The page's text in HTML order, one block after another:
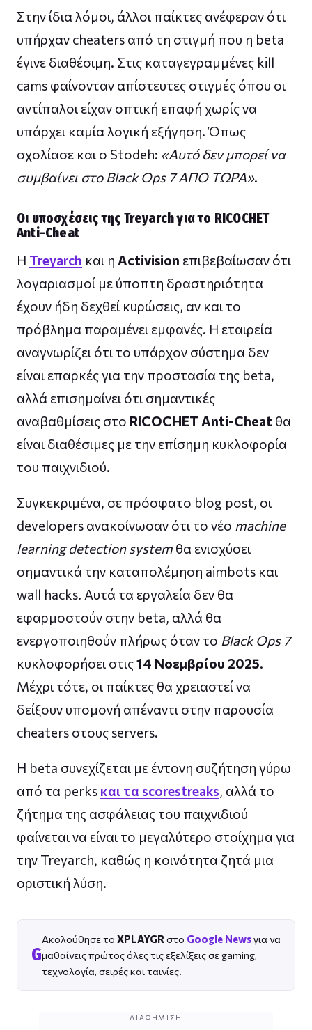
Στην ίδια λόμοι, άλλοι παίκτες ανέφεραν ότι
υπήρχαν cheaters από τη στιγμή που η beta
έγινε διαθέσιμη. Στις καταγεγραμμένες kill
cams φαίνονταν απίστευτες στιγμές όπου οι
αντίπαλοι είχαν οπτική επαφή χωρίς να
υπάρχει καμία λογική εξήγηση. Όπως
σχολίασε και ο Stodeh: «Αυτό δεν μπορεί να
συμβαίνει στο Black Ops 7 ΑΠΟ ΤΩΡΑ».
Οι υποσχέσεις της Treyarch για το RICOCHET
Anti-Cheat
Η Treyarch και η Activision επιβεβαίωσαν ότι
λογαριασμοί με ύποπτη δραστηριότητα
έχουν ήδη δεχθεί κυρώσεις, αν και το
πρόβλημα παραμένει εμφανές. Η εταιρεία
αναγνωρίζει ότι το υπάρχον σύστημα δεν
είναι επαρκές για την προστασία της beta,
αλλά επισημαίνει ότι σημαντικές
αναβαθμίσεις στο RICOCHET Anti-Cheat θα
είναι διαθέσιμες με την επίσημη κυκλοφορία
του παιχνιδιού.
Συγκεκριμένα, σε πρόσφατο blog post, οι
developers ανακοίνωσαν ότι το νέο machine
learning detection system θα ενισχύσει
σημαντικά την καταπολέμηση aimbots και
wall hacks. Αυτά τα εργαλεία δεν θα
εφαρμοστούν στην beta, αλλά θα
ενεργοποιηθούν πλήρως όταν το Black Ops 7
κυκλοφορήσει στις14 Νοεμβρίου 2025.
Μέχρι τότε, οι παίκτες θα χρειαστεί να
δείξουν υπομονή απέναντι στην παρουσία
cheaters στους servers.
Η beta συνεχίζεται με έντονη συζήτηση γύρω
από τα perks και τα scorestreaks, αλλά το
ζήτημα της ασφάλειας του παιχνιδιού
φαίνεται να είναι το μεγαλύτερο στοίχημα για
την Treyarch, καθώς η κοινότητα ζητά μια
οριστική λύση.
G
Ακολούθησε το XPLAYGR στο Google Newsγια να
μαθαίνεις πρώτος όλες τις εξελίξεις σε gaming,
τεχνολογία, σειρές και ταινίες.
ΔΙΑΦΉΜΙΣΗ